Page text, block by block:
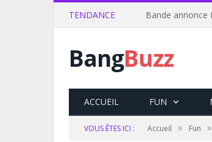
TENDANCE Bande annonce
BangBuzz
ACCUEIL FUN
VOUS ÊTES ICI : Accueil » Fun »